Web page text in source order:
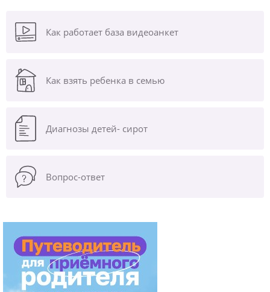
Как работает база видеоанкет
Как взять ребенка в семью
Диагнозы детей- сирот
Вопрос-ответ